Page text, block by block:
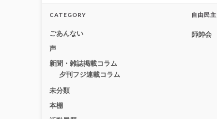
CATEGORY
ごあんない
声
新聞・雑誌掲載コラム
夕刊フジ連載コラム
未分類
本棚
自由民
師帥会